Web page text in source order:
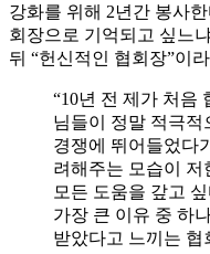
강화를 위해 2년간 봉사
회장으로 기억되고 싶느
뒤 “헌신적인 협회장”이
“10년 전 제가 처음
님들이 정말 적극적
경쟁에 뛰어들었다
려해주는 모습이 저
모든 도움을 갚고
가장 큰 이유 중 하
받았다고 느끼는 협